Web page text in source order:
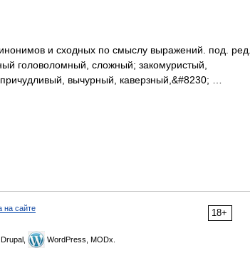
и сходных по смыслу выражений. под. ред.
головоломный, сложный; закомуристый,
вычурный, каверзный,&#8230; …
18+
на сайте
Drupal, WordPress, MODx.